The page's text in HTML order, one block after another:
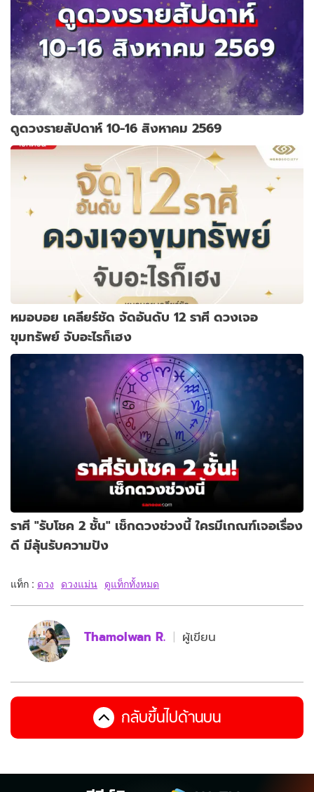
ดูดวงรายสัปดาห์ 10-16 สิงหาคม 2569
หมอบอย เคลียร์ชัด จัดอันดับ 12 ราศี ดวงเจอ
ขุมทรัพย์ จับอะไรก็เฮง
ราศี "รับโชค 2 ชั้น" เช็กดวงช่วงนี้ ใครมีเกณฑ์เจอเรื่อง
ดี มีลุ้นรับความปัง
แท็ก : ดวง ดวงแม่น ดูแท็กทั้งหมด
Thamolwan R. ผู้เขียน
กลับขึ้นไปด้านบน